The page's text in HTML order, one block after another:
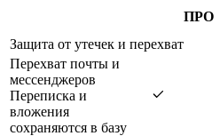
ПРО
Защита от утечек и перехват
Перехват почты и
мессенджеров
Переписка и
вложения
сохраняются в базу